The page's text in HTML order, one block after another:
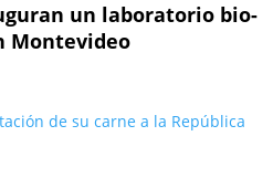
un laboratorio bio-
Montevideo